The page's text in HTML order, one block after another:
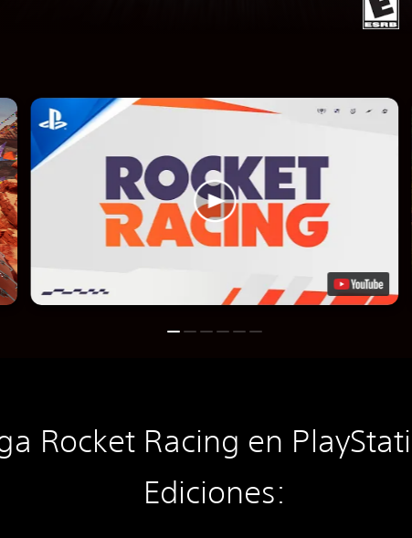
Rocket Racing en
Ediciones: